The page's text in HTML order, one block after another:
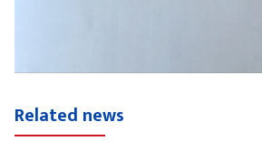
Related news